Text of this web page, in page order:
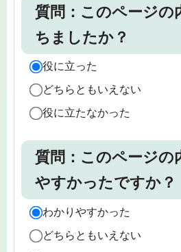
質問：このページの
ちましたか？
役に立った
どちらともいえない
役に立たなかった
質問：このページの
やすかったですか？
わかりやすかった
どちらともいえない